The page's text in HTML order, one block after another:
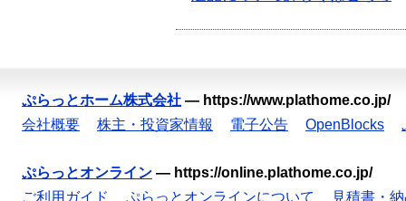
ぷらっとホーム株式会社 — https://www.plathome.co.jp/
会社概要
株主・投資家情報 電子公告 OpenBlocks
ぷらっとオンライン — https://online.plathome.co.jp/
ご利用ガイド
ぷらっとオンラインについて
見積書・